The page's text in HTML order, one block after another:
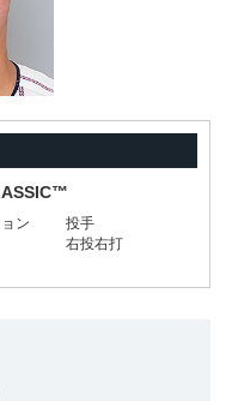
ン
投手
右投右打